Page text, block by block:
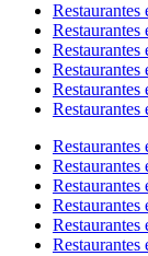
Restaurantes
Restaurantes
Restaurantes
Restaurantes
Restaurantes
Restaurantes
Restaurantes
Restaurantes
Restaurantes
Restaurantes